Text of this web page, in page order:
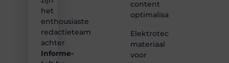
het
enthousiaste
redactieteam
achter
Informe-
content
optimalisatie
Elektrotechnisch
materiaal
voor